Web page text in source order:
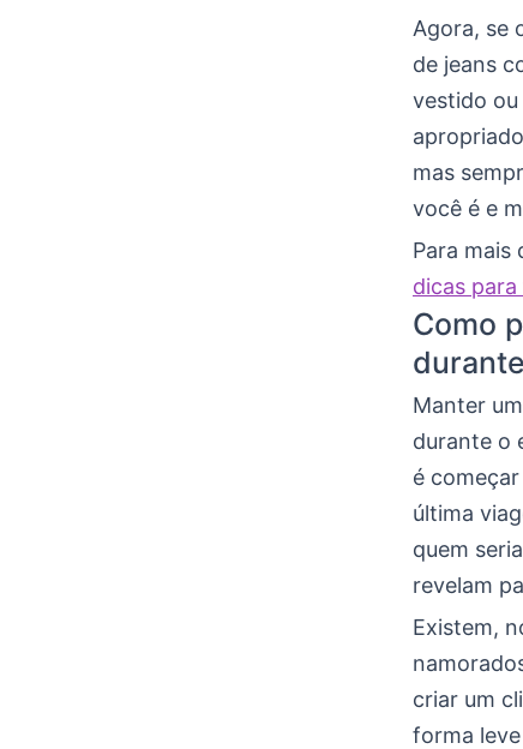
Agora, se
de jeans
vestido ou
mas
você é e
Para mais
dicas
Como
Manter
durante o
é
última
quem
revelam
Existem,
criar um
forma